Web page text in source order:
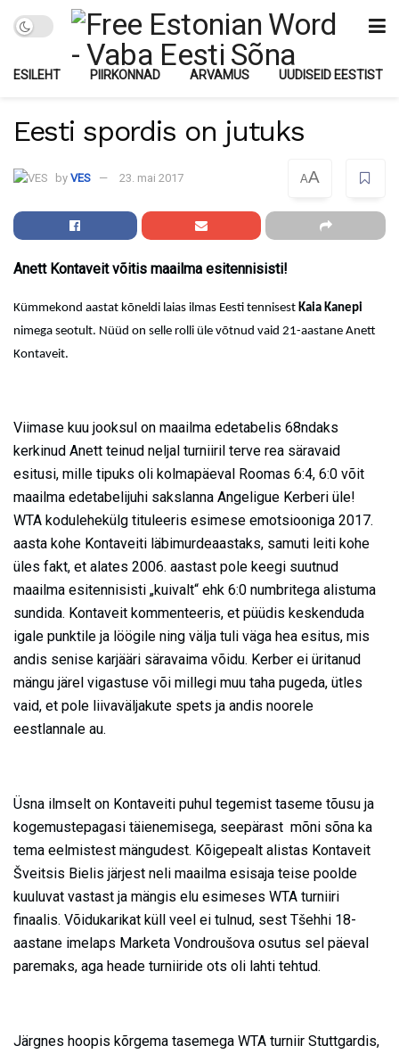
ESILEHT PIIRKONNAD ARVAMUS UUDISEID EESTIST
Eesti spordis on jutuks
by VES 23. mai 2017 AA
Anett Kontaveit võitis maailma esitennisisti!
Kümmekond aastat kõneldi laias ilmas Eesti tennisest Kaia Kanepi
nimega seotult. Nüüd on selle rolli üle võtnud vaid 21-aastane Anett
Kontaveit.
Viimase kuu jooksul on maailma edetabelis 68ndaks
kerkinud Anett teinud neljal turniiril terve rea säravaid
esitusi, mille tipuks oli kolmapäeval Roomas 6:4, 6:0 võit
maailma edetabelijuhi sakslanna Angeligue Kerberi üle!
WTA kodulehekülg tituleeris esimese emotsiooniga 2017.
aasta kohe Kontaveiti läbimurdeaastaks, samuti leiti kohe
üles fakt, et alates 2006. aastast pole keegi suutnud
maailma esitennisisti „kuivalt“ ehk 6:0 numbritega alistuma
sundida. Kontaveit kommenteeris, et püüdis keskenduda
igale punktile ja löögile ning välja tuli väga hea esitus, mis
andis senise karjääri säravaima võidu. Kerber ei üritanud
mängu järel vigastuse või millegi muu taha pugeda, ütles
vaid, et pole liivaväljakute spets ja andis noorele
eestlannale au.
Üsna ilmselt on Kontaveiti puhul tegemist taseme tõusu ja
kogemustepagasi täienemisega, seepärast mõni sõna ka
tema eelmistest mängudest. Kõigepealt alistas Kontaveit
Šveitsis Bielis järjest neli maailma esisaja teise poolde
kuuluvat vastast ja mängis elu esimeses WTA turniiri
finaalis. Võidukarikat küll veel ei tulnud, sest Tšehhi 18-
aastane imelaps Marketa Vondroušova osutus sel päeval
paremaks, aga heade turniiride ots oli lahti tehtud.
Järgnes hoopis kõrgema tasemega WTA turniir Stuttgardis,